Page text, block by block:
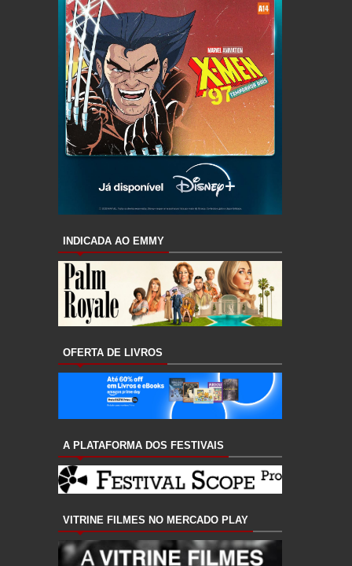
INDICADA AO EMMY
OFERTA DE LIVROS
A PLATAFORMA DOS FESTIVAIS
VITRINE FILMES NO MERCADO PLAY